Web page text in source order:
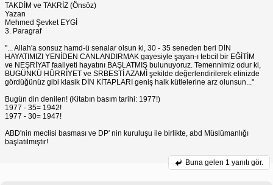
TAKDİM ve TAKRİZ (Önsöz)
Yazan
Mehmed Şevket EYGİ
3. Paragraf
"... Allah'a sonsuz hamd-ü senalar olsun ki, 30 - 35 seneden beri DİN
HAYATIMIZI YENİDEN CANLANDIRMAK gayesiyle şayan-ı tebcil bir EĞİTİM
ve NEŞRİYAT faaliyeti hayatını BAŞLATMIŞ bulunuyoruz. Temennimiz odur ki,
BUGÜNKÜ HÜRRİYET ve SRBESTİ AZAMİ şekilde değerlendirilerek elinizde
gördüğünüz gibi klasik DİN KİTAPLARI geniş halk kütlelerine arz olunsun..."
Bugün din denilen! (Kitabın basım tarihi: 1977!)
1977 - 35= 1942!
1977 - 30= 1947!
ABD'nin meclisi basması ve DP' nin kuruluşu ile birlikte, abd Müslümanlığı
başlatılmıştır!
Buna gelen 1 yanıtı gör.